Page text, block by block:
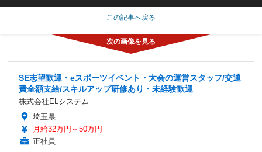
この記事へ戻る
SE志望歓迎・eスポーツイベント・大会の運営スタッフ/交通
費全額支給/スキルアップ研修あり・未経験歓迎
株式会社ELシステム
埼玉県
月給32万円～50万円
正社員